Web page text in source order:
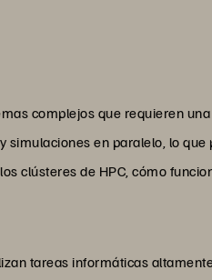
complejos que requieren
en paralelo, lo
clústeres de HPC, cómo
tareas informáticas